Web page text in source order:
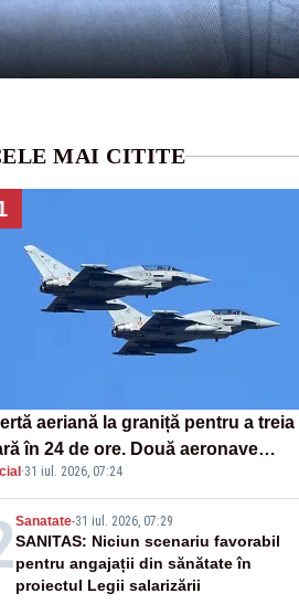
MAI CITITE
aeriană la graniță pentru a treia
în 24 de ore. Două aeronave
britanice au fost ridicate de
·31 iul. 2026, 07:24
Sanatate-31 iul. 2026, 07:29
SANITAS: Niciun scenariu favorabil
pentru angajații din sănătate în
proiectul Legii salarizării